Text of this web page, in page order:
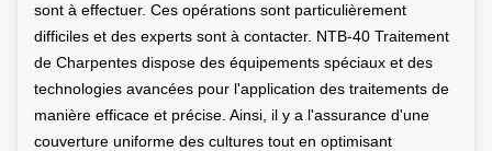
sont à effectuer. Ces opérations sont particulièrement
difficiles et des experts sont à contacter. NTB-40 Traitement
de Charpentes dispose des équipements spéciaux et des
technologies avancées pour l'application des traitements de
manière efficace et précise. Ainsi, il y a l'assurance d'une
couverture uniforme des cultures tout en optimisant